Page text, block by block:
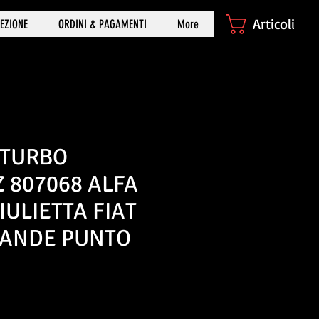
ORDINI & PAGAMENTI More Articoli
807068 ALFA
FIAT
PUNTO